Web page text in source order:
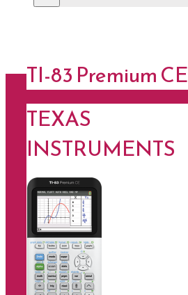
TI-83 Premium CE
TEXAS
INSTRUMENTS